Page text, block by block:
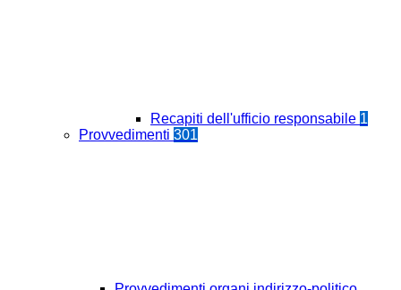
Recapiti dell'ufficio responsabile 1
Provvedimenti 301